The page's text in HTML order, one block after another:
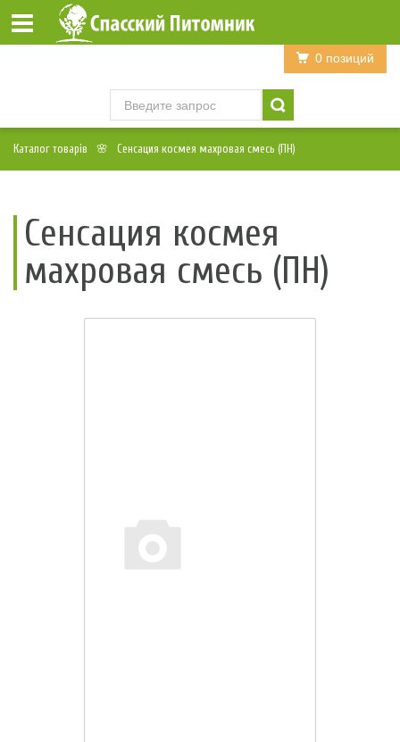
Войти Регистрация
0 позиций
Каталог товарів Сенсация космея махровая смесь (ПН)
Сенсация космея
махровая смесь (ПН)